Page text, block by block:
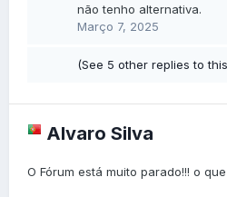
não tenho alternativa.
Março 7, 2025
(See 5 other replies to
Alvaro Silva
O Fórum está muito parado!!! o